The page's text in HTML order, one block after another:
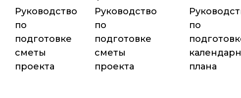
Руководство
по
подготовке
сметы
проекта
Руководство
по
подготовке
сметы
проекта
по
плана